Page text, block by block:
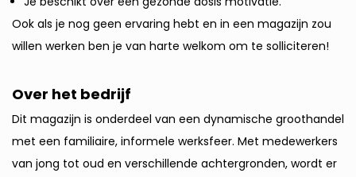
Ook als je nog geen ervaring hebt en in een magazijn zou
willen werken ben je van harte welkom om te solliciteren!
Over het bedrijf
Dit magazijn is onderdeel van een dynamische groothandel
met een familiaire, informele werksfeer. Met medewerkers
van jong tot oud en verschillende achtergronden, wordt er